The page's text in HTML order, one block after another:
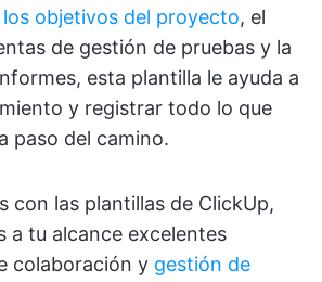
objetivos del proyecto, el
de gestión de pruebas y la
esta plantilla le ayuda a
y registrar todo lo que
paso del camino.
con las plantillas de ClickUp,
a tu alcance excelentes
colaboración y gestión de